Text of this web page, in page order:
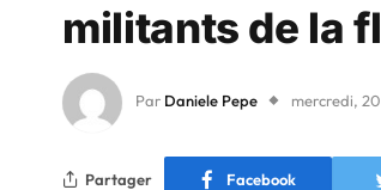
militants de la
Par Daniele Pepe mercredi,
Partager Facebook